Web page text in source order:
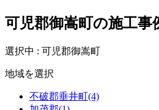
可児郡御嵩町の施工事
選択中 : 可児郡御嵩町
地域を選択
不破郡垂井町(4)